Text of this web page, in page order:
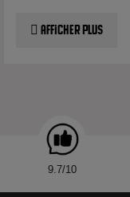
principalement
En résumé, choisir
qualité, la diversité
traçabilité garantie et
Afficher plus
9.7/10